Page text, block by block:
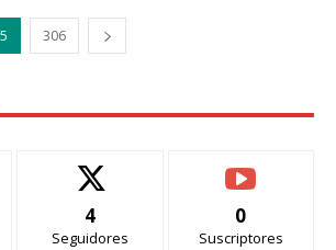
306
4
Seguidores
0
Suscriptores